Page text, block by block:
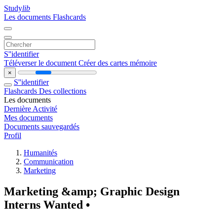
Studylib
Les documents Flashcards
S''identifier
Téléverser le document Créer des cartes mémoire
×
S''identifier
Flashcards Des collections
Les documents
Dernière Activité
Mes documents
Documents sauvegardés
Profil
Humanités
Communication
Marketing
Marketing &amp; Graphic Design
Interns Wanted •